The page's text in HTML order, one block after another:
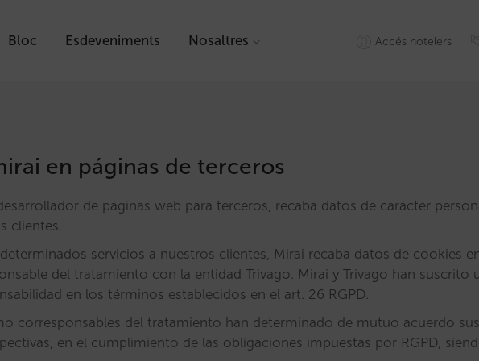
Bloc Esdeveniments Nosaltres Accés hotelers
en páginas de terceros
de páginas web para terceros, recaba datos de carácter
clientes.
servicios a nuestros clientes, Mirai recaba datos de cookies
del tratamiento con la entidad Trivago. Mirai y Trivago han suscrito
en los términos establecidos en el art. 26 RGPD.
corresponsables del tratamiento han determinado de mutuo acuerdo sus
en el cumplimiento de las obligaciones impuestas por RGPD,